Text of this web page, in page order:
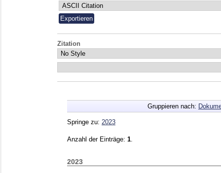
Zitation
Gruppieren nach:
Springe zu: 2023
Anzahl der Einträge: 1
2023